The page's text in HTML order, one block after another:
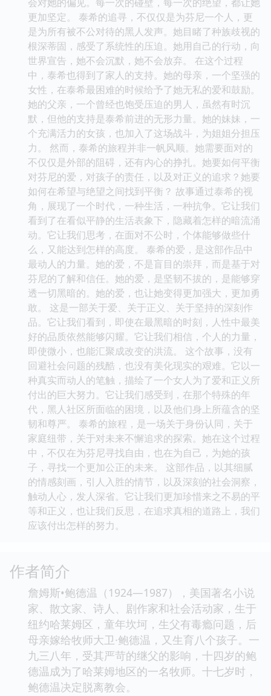
更加坚定。 泰希的追寻，不仅仅是为芬尼一个人，更
是为所有被不公对待的黑人发声。她目睹了种族歧视的
根深蒂固，感受了系统性的压迫。她用自己的行动，向
世界宣告，她不会沉默，她不会放弃。 在这个过程
中，泰希也得到了家人的支持。她的母亲，一个坚强的
女性，在泰希最困难的时候给予了她无私的爱和鼓励。
她的父亲，一个曾经也饱受压迫的男人，虽然有时沉
默，但他的支持是泰希前进的无形力量。她的妹妹，一
个充满活力的女孩，也加入了这场战斗，为姐姐分担压
力。 然而，泰希的旅程并非一帆风顺。她需要面对的
不仅仅是外部的阻碍，还有内心的挣扎。她要如何平衡
对芬尼的爱，对孩子的责任，以及对正义的追求？她要
如何在希望与绝望之间找到平衡？ 故事通过泰希的视
角，展现了一个时代，一种生活，一种抗争。它让我们
看到了在看似平静的生活表象下，隐藏着怎样的暗流涌
动。它让我们思考，在面对不公时，个体能够做些什
么，又能达到怎样的高度。 泰希的爱，是这部作品中
最动人的力量。她的爱，不是盲目的崇拜，而是基于对
芬尼的了解和信任。她的爱，是坚韧不拔的，是能够穿
透一切黑暗的。她的爱，也让她变得更加强大，更加勇
敢。 这是一部关于爱、关于正义、关于坚持的深刻作
品。它让我们看到，即使在最黑暗的时刻，人性中最美
好的品质依然能够闪耀。它让我们相信，个人的力量，
即使微小，也能汇聚成改变的洪流。 这个故事，没有
回避社会问题的残酷，也没有美化现实的艰难。它以一
种真实而动人的笔触，描绘了一个女人为了爱和正义所
付出的巨大努力。它让我们感受到，在那个特殊的年
代，黑人社区所面临的困境，以及他们身上所蕴含的坚
韧和尊严。 泰希的旅程，是一场关于身份认同，关于
家庭纽带，关于对未来不懈追求的探索。她在这个过程
中，不仅在为芬尼寻找自由，也在为自己，为她的孩
子，寻找一个更加公正的未来。 这部作品，以其细腻
的情感刻画，引人入胜的情节，以及深刻的社会洞察，
触动人心，发人深省。它让我们更加珍惜来之不易的平
等和正义，也让我们反思，在追求真相的道路上，我们
应该付出怎样的努力。
作者简介
詹姆斯•鲍德温（1924—1987），美国著名小说
家、散文家、诗人、剧作家和社会活动家，生于
纽约哈莱姆区，童年坎坷，生父有毒瘾问题，后
母亲嫁给牧师大卫·鲍德温，又生育八个孩子。一
九三八年，受其严苛的继父的影响，十四岁的鲍
德温成为了哈莱姆地区的一名牧师。十七岁时，
鲍德温决定脱离教会。